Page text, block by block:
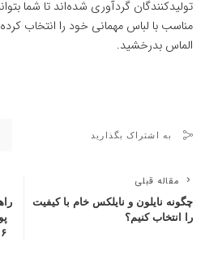
تولیدکنندگان گردآوری شده‌اند تا شما
مناسب با لباس مهمانی خود را انتخاب
الماس بدرخشید.
به اشتراک بگذارید
مقاله قبلی
چگونه نایلون و نایلکس خام با کیفیت
را انتخاب کنیم؟
۶ تایی جوراب لئو منطقی‌تر است؟